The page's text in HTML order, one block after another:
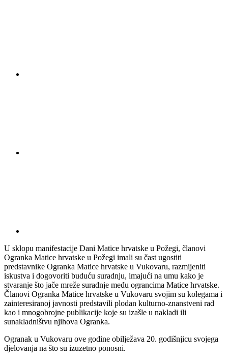
U sklopu manifestacije Dani Matice hrvatske u Požegi, članovi
Ogranka Matice hrvatske u Požegi imali su čast ugostiti
predstavnike Ogranka Matice hrvatske u Vukovaru, razmijeniti
iskustva i dogovoriti buduću suradnju, imajući na umu kako je
stvaranje što jače mreže suradnje među ograncima Matice hrvatske.
Članovi Ogranka Matice hrvatske u Vukovaru svojim su kolegama i
zainteresiranoj javnosti predstavili plodan kulturno-znanstveni rad
kao i mnogobrojne publikacije koje su izašle u nakladi ili
sunakladništvu njihova Ogranka.
Ogranak u Vukovaru ove godine obilježava 20. godišnjicu svojega
djelovanja na što su izuzetno ponosni.